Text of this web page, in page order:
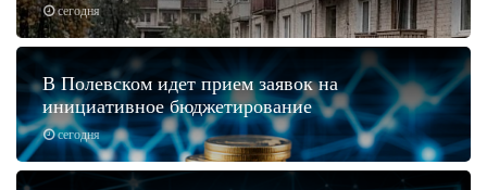
сегодня
сегодня
В Полевском идет прием заявок на
инициативное бюджетирование